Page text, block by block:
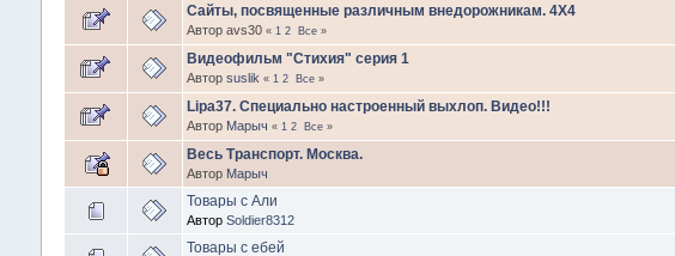
Сайты, посвященные различным внедорожникам. 4Х4
Автор avs30 « 1 2 Все»
Видеофильм "Стихия" серия 1
Автор suslik « 1 2 Все»
Lipa37. Специально настроенный выхлоп. Видео!!!
Автор Марыч « 1 2 Все»
Весь Транспорт. Москва.
Автор Марыч
Товары с Али
Автор Soldier8312
Товары с ебей